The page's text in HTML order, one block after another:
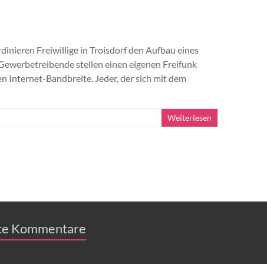
Freiwillige in Troisdorf den Aufbau eines
stellen einen eigenen Freifunk
Internet-Bandbreite. Jeder, der sich mit dem
Weiterlesen
Kommentare